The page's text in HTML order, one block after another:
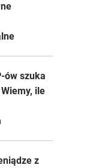
ów szuka
ile
z